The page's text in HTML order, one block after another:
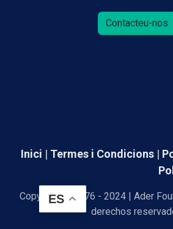
Contacteu-nos
Inici | Termes i Condicions |
Copyright © 1976 - 2024 | Ader
derechos
ES